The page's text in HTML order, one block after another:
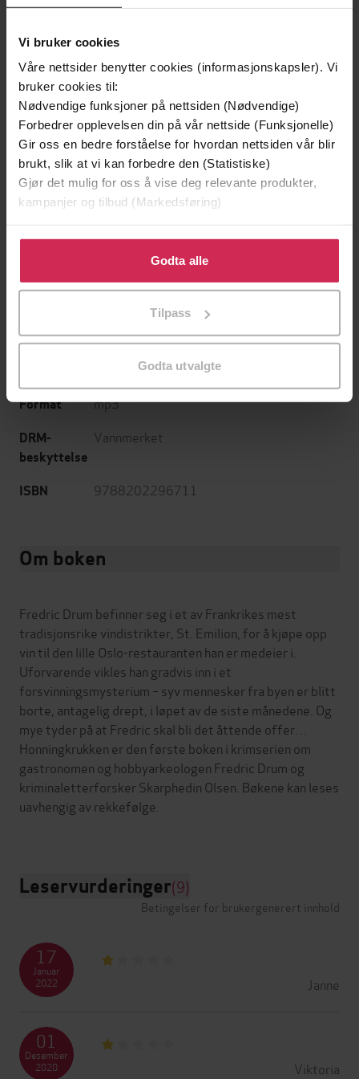
Vi bruker cookies
Våre nettsider benytter cookies (informasjonskapsler). Vi
bruker cookies til:
Nødvendige funksjoner på nettsiden (Nødvendige)
Forbedrer opplevelsen din på vår nettside (Funksjonelle)
Gir oss en bedre forståelse for hvordan nettsiden vår blir
brukt, slik at vi kan forbedre den (Statistiske)
Gjør det mulig for oss å vise deg relevante produkter,
kampanjer og tilbud (Markedsføring)
Klikk på «Godta alle» for å gi oss ditt samtykke til å
bruke cookies for alle disse formålene. Du kan også
tilpasse ditt samtykke til spesifikke formål ved å klikke
Godta alle
Tilpass
Godta utvalgte
Undertittel første bok i serien om Fredric Drum og
Skarphedin Olsen
Forfattere Gert Nygårdshaug
Winther-Larsen(innleser)
Forlag Cappelen Damm
Utgitt 11.11.2008
Serie Fredric Drum og Skarphedin Olsen
serie
Format mp3
DRM-
beskyttelse
Vannmerket
ISBN 9788202296711
Om boken
Fredric Drum befinner seg i et av Frankrikes mest
tradisjonsrike vindistrikter, St. Emilion, for å kjøpe opp
vin til den lille Oslo-restauranten han er medeier i.
Uforvarende vikles han gradvis inn i et
forsvinningsmysterium – syv mennesker fra byen er blitt
borte, antagelig drept, i løpet av de siste månedene. Og
mye tyder på at Fredric skal bli det åttende offer…
Honningkrukken er den første boken i krimserien om
gastronomen og hobbyarkeologen Fredric Drum og
kriminaletterforsker Skarphedin Olsen. Bøkene kan leses
uavhengig av rekkefølge.
Leservurderinger(9)
Betingelser for brukergenerert innhold
Janne
17
Januar
2022
Viktoria
01
Desember
2020